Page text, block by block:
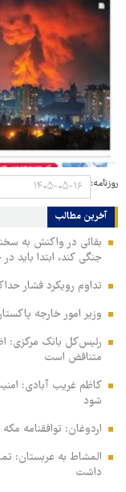
روزنامه:
آخرین مطالب
بقائی در واکنش به
جنگی کند، ابتدا باید
تداوم رویکرد فشار
وزیر امور خارجه
رئیس‌کل بانک مرکزی:
متناقض است
کاظم غریب آبادی:
شود
اردوغان: توافقنامه
المشاط به عربستان:
داشت